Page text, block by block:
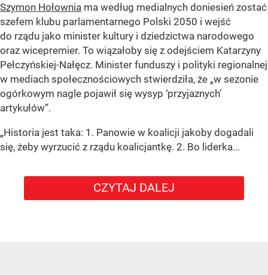
Szymon Hołownia ma według medialnych doniesień zostać
szefem klubu parlamentarnego Polski 2050 i wejść
do rządu jako minister kultury i dziedzictwa narodowego
oraz wicepremier. To wiązałoby się z odejściem Katarzyny
Pełczyńskiej-Nałęcz. Minister funduszy i polityki regionalnej
w mediach społecznościowych stwierdziła, że „w sezonie
ogórkowym nagle pojawił się wysyp ‘przyjaznych’
artykułów”.
„Historia jest taka: 1. Panowie w koalicji jakoby dogadali
się, żeby wyrzucić z rządu koalicjantkę. 2. Bo liderka...
CZYTAJ DALEJ